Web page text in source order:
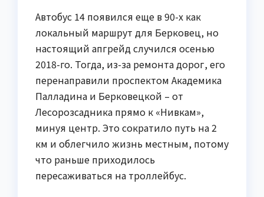
Автобус 14 появился еще в 90-х как
локальный маршрут для Берковец, но
настоящий апгрейд случился осенью
2018-го. Тогда, из-за ремонта дорог, его
перенаправили проспектом Академика
Палладина и Берковецкой – от
Лесорозсадника прямо к «Нивкам»,
минуя центр. Это сократило путь на 2
км и облегчило жизнь местным, потому
что раньше приходилось
пересаживаться на троллейбус.